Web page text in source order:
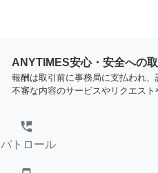
ANYTIMES安心・安全への
報酬は取引前に事務局に支払われ
不審な内容のサービスやリクエスト
perm_phone_msg
パトロール